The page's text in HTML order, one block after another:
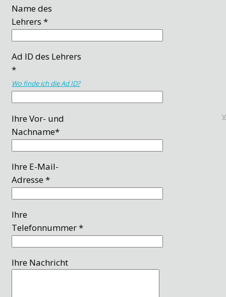
Name des
Lehrers *
Ad ID des Lehrers
*
Wo finde ich die Ad ID?
Ihre Vor- und
Nachname*
Ihre E-Mail-
Adresse *
Ihre
Telefonnummer *
Ihre Nachricht